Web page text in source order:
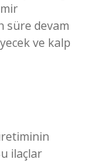
süre devam
ve kalp
ilaçlar